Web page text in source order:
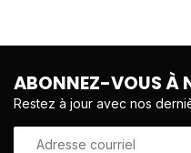
ABONNEZ-VOUS À
Restez à jour avec nos